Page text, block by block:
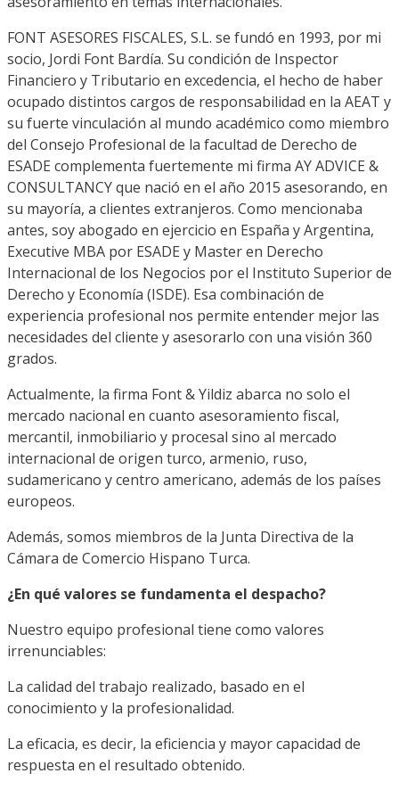
FONT ASESORES FISCALES, S.L. se fundó en 1993, por mi
socio, Jordi Font Bardía. Su condición de Inspector
Financiero y Tributario en excedencia, el hecho de haber
ocupado distintos cargos de responsabilidad en la AEAT y
su fuerte vinculación al mundo académico como miembro
del Consejo Profesional de la facultad de Derecho de
ESADE complementa fuertemente mi firma AY ADVICE &
CONSULTANCY que nació en el año 2015 asesorando, en
su mayoría, a clientes extranjeros. Como mencionaba
antes, soy abogado en ejercicio en España y Argentina,
Executive MBA por ESADE y Master en Derecho
Internacional de los Negocios por el Instituto Superior de
Derecho y Economía (ISDE). Esa combinación de
experiencia profesional nos permite entender mejor las
necesidades del cliente y asesorarlo con una visión 360
grados.
Actualmente, la firma Font & Yildiz abarca no solo el
mercado nacional en cuanto asesoramiento fiscal,
mercantil, inmobiliario y procesal sino al mercado
internacional de origen turco, armenio, ruso,
sudamericano y centro americano, además de los países
europeos.
Además, somos miembros de la Junta Directiva de la
Cámara de Comercio Hispano Turca.
¿En qué valores se fundamenta el despacho?
Nuestro equipo profesional tiene como valores
irrenunciables:
La calidad del trabajo realizado, basado en el
conocimiento y la profesionalidad.
La eficacia, es decir, la eficiencia y mayor capacidad de
respuesta en el resultado obtenido.